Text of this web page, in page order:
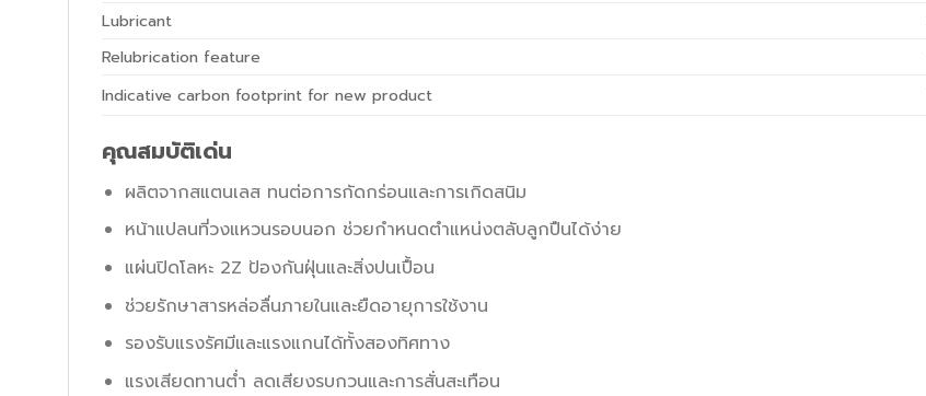
Lubricant
Relubrication feature
Indicative carbon footprint for new product
คุณสมบัติเด่น
ผลิตจากสแตนเลส ทนต่อการกัดกร่อนและการเกิดสนิม
หน้าแปลนที่วงแหวนรอบนอก ช่วยกำหนดตำแหน่งตลับลูกปืนได้ง่าย
แผ่นปิดโลหะ 2Z ป้องกันฝุ่นและสิ่งปนเปื้อน
ช่วยรักษาสารหล่อลื่นภายในและยืดอายุการใช้งาน
รองรับแรงรัศมีและแรงแกนได้ทั้งสองทิศทาง
แรงเสียดทานต่ำ ลดเสียงรบกวนและการสั่นสะเทือน